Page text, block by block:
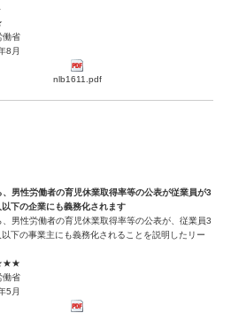
働省
8月
nlb1611.pdf
男性労働者の育児休業取得率等の公表が従業員が3
下の企業にも義務化されます
男性労働者の育児休業取得率等の公表が、従業員3
下の事業主にも義務化されることを説明したリー
働省
5月